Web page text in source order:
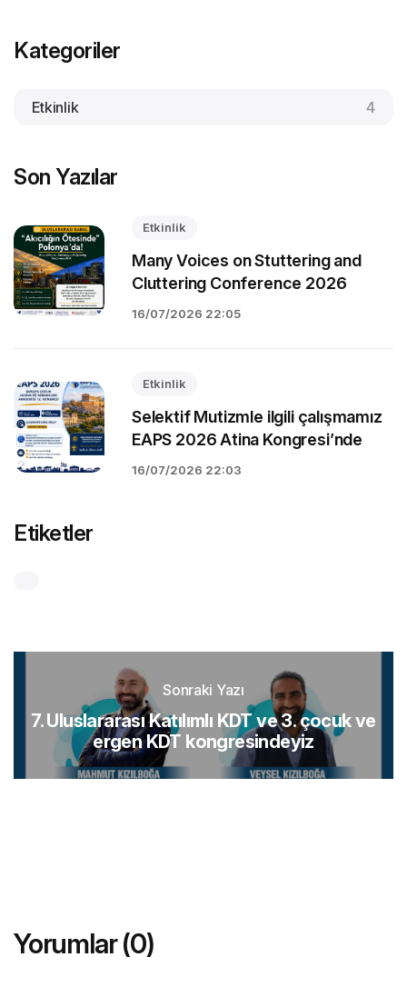
Kategoriler
Etkinlik 4
Son Yazılar
Etkinlik
Many Voices on Stuttering and
Cluttering Conference 2026
16/07/2026 22:05
Etkinlik
Selektif Mutizmle ilgili çalışmamız
EAPS 2026 Atina Kongresi’nde
16/07/2026 22:03
Etiketler
Sonraki Yazı
7. Uluslararası Katılımlı KDT ve 3. çocuk ve
ergen KDT kongresindeyiz
Yorumlar (0)